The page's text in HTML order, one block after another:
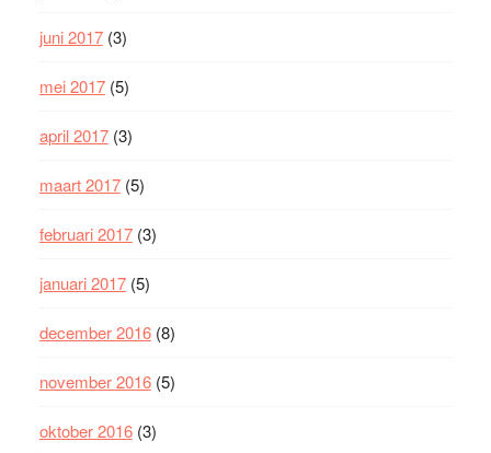
juni 2017(3)
mei 2017(5)
april 2017(3)
maart 2017(5)
februari 2017(3)
januari 2017(5)
december 2016(8)
november 2016(5)
oktober 2016(3)